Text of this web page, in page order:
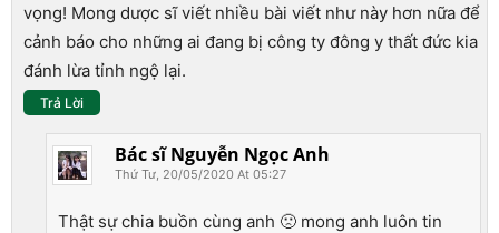
vọng! Mong dược sĩ viết nhiều bài viết như này hơn nữa để
cảnh báo cho những ai đang bị công ty đông y thất đức kia
đánh lừa tỉnh ngộ lại.
Trả Lời
Bác sĩ Nguyễn Ngọc Anh
Thứ Tư, 20/05/2020 At 05:27
Thật sự chia buồn cùng anh 🙁 mong anh luôn tin